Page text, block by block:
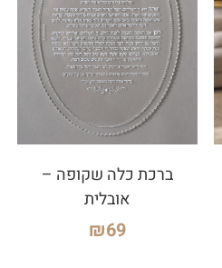
ברכת כלה שקופה –
אובלית
₪69